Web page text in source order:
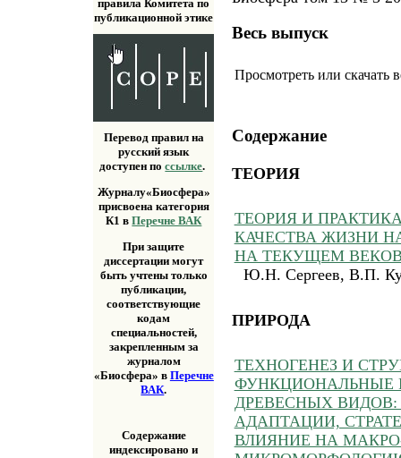
правила Комитета по
публикационной этике
Перевод правил на
русский язык
доступен поссылке.
Журналу«Биосфера»
присвоена категория
К1 вПеречне ВАК
При защите
диссертации могут
быть учтены только
публикации,
соответствующие
кодам
специальностей,
закрепленным за
журналом
«Биосфера» в Перечне
ВАК.
Содержание
индексировано и
Весь выпуск
Просмотреть или скачать
Содержание
ТЕОРИЯ
ТЕОРИЯ И
КАЧЕСТВА ЖИЗНИ
НА ТЕКУЩЕМ
Ю.Н. Сергеев, В.П.
ПРИРОДА
ТЕХНОГЕНЕЗ И
ФУНКЦИОНАЛЬНЫЕ
ДРЕВЕСНЫХ
АДАПТАЦИИ,
ВЛИЯНИЕ НА